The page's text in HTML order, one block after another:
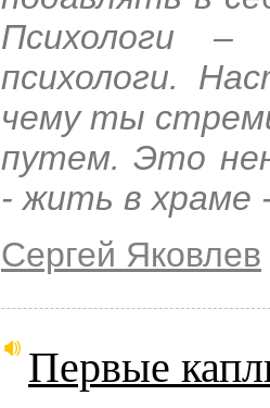
Психологи –
психологи.
чему ты
путем. Это
- жить в храме
Сергей Яковлев
Первые